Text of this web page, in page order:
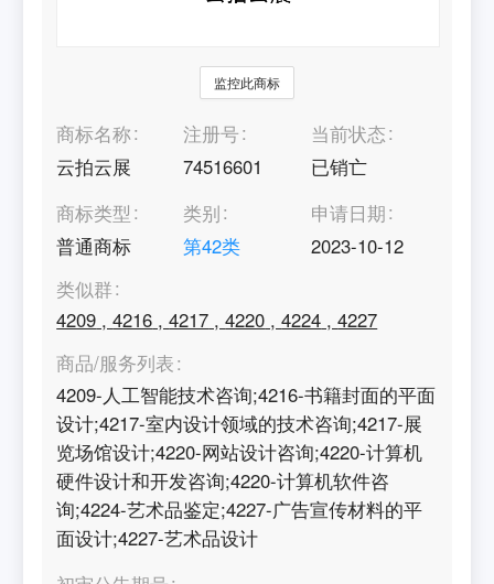
监控此商标
商标名称
云拍云展
注册号
74516601
当前状态
已销亡
商标类型
普通商标
类别
第42类
申请日期
2023-10-12
类似群
4209 ,4216 ,4217 ,4220 ,4224 ,4227
商品/服务列表
4209-人工智能技术咨询;4216-书籍封面的平面
设计;4217-室内设计领域的技术咨询;4217-展
览场馆设计;4220-网站设计咨询;4220-计算机
硬件设计和开发咨询;4220-计算机软件咨
询;4224-艺术品鉴定;4227-广告宣传材料的平
面设计;4227-艺术品设计